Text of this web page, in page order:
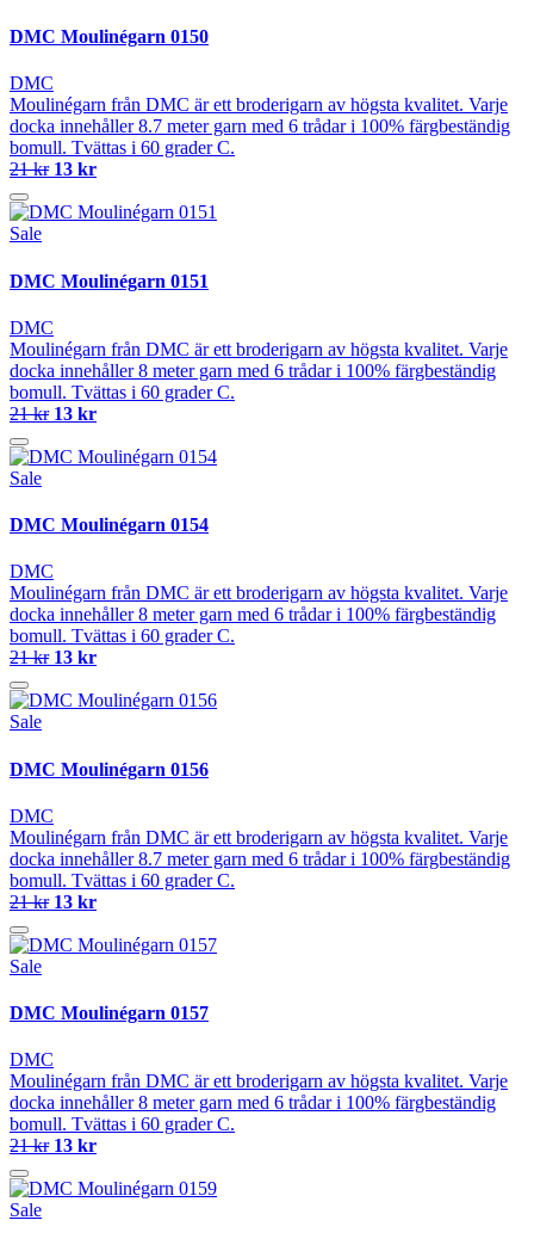
DMC Moulinégarn 0150
DMC
Moulinégarn från DMC är ett broderigarn av högsta kvalitet. Varje
docka innehåller 8.7 meter garn med 6 trådar i 100% färgbeständig
bomull. Tvättas i 60 grader C.
21 kr 13 kr
Sale
DMC Moulinégarn 0151
DMC
Moulinégarn från DMC är ett broderigarn av högsta kvalitet. Varje
docka innehåller 8 meter garn med 6 trådar i 100% färgbeständig
bomull. Tvättas i 60 grader C.
21 kr 13 kr
Sale
DMC Moulinégarn 0154
DMC
Moulinégarn från DMC är ett broderigarn av högsta kvalitet. Varje
docka innehåller 8 meter garn med 6 trådar i 100% färgbeständig
bomull. Tvättas i 60 grader C.
21 kr 13 kr
Sale
DMC Moulinégarn 0156
DMC
Moulinégarn från DMC är ett broderigarn av högsta kvalitet. Varje
docka innehåller 8.7 meter garn med 6 trådar i 100% färgbeständig
bomull. Tvättas i 60 grader C.
21 kr 13 kr
Sale
DMC Moulinégarn 0157
DMC
Moulinégarn från DMC är ett broderigarn av högsta kvalitet. Varje
docka innehåller 8 meter garn med 6 trådar i 100% färgbeständig
bomull. Tvättas i 60 grader C.
21 kr 13 kr
Sale